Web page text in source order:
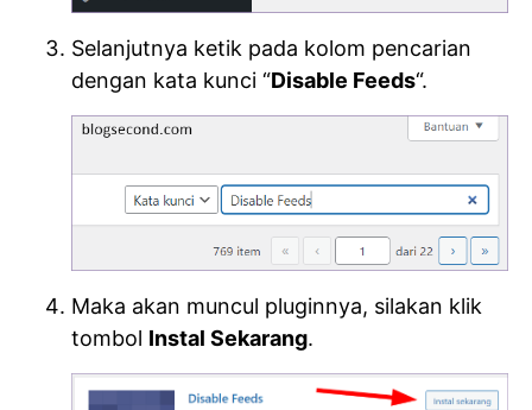
Selanjutnya ketik pada kolom pencarian
dengan kata kunci “Disable Feeds“.
Maka akan muncul pluginnya, silakan klik
tombol Instal Sekarang.